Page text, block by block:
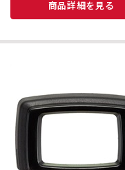
商品詳細を見る